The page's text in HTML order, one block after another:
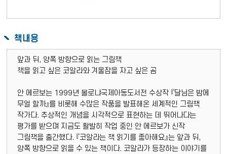
책내용
앞과 뒤, 양쪽 방향으로 읽는 그림책
책을 읽고 싶은 코알라와 겨울잠을 자고 싶은 곰
안 에르보는 1999년 볼로냐국제아동도서전 수상작 『달님은 밤에
무얼 할까』를 비롯해 수많은 작품을 발표해온 세계적인 그림책
작가다. 추상적인 개념을 시각적으로 표현하는 데 뛰어나다는
평가를 받으며 지금도 활발히 작업 중인 안 에르보가 신작
그림책을 출간했다. 『코알라는 책 읽기를 좋아해요』는 앞과 뒤,
양쪽 방향으로 읽을 수 있는 책이다. 코알라가 등장하는 이야기를